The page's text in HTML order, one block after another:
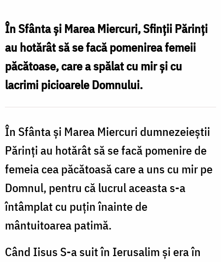
Sfânta
și
Marea
Miercuri
În Sfânta și Marea Miercuri, Sfinții Părinți
au hotărât să se facă pomenirea femeii
păcătoase, care a spălat cu mir și cu
lacrimi picioarele Domnului.
În Sfânta și Marea Miercuri dumnezeieștii
Părinți au hotărât să se facă pomenire de
femeia cea păcătoasă care a uns cu mir pe
Domnul, pentru că lucrul aceasta s-a
întâmplat cu puțin înainte de
mântuitoarea patimă.
Când Iisus S-a suit în Ierusalim și era în